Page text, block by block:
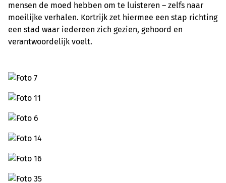
mensen de moed hebben om te luisteren – zelfs naar
moeilijke verhalen. Kortrijk zet hiermee een stap richting
een stad waar iedereen zich gezien, gehoord en
verantwoordelijk voelt.